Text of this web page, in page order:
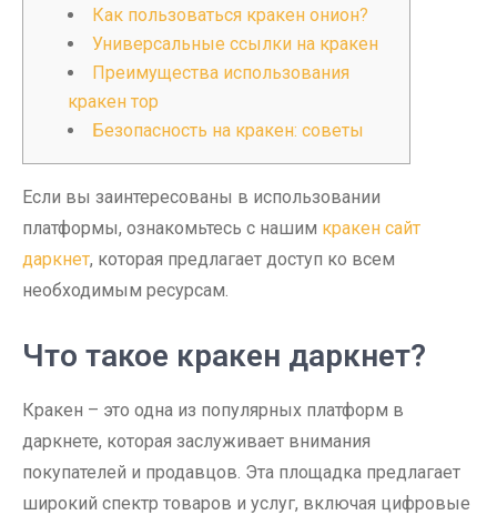
Как пользоваться кракен онион?
Универсальные ссылки на кракен
Преимущества использования
кракен тор
Безопасность на кракен: советы
Если вы заинтересованы в использовании
платформы, ознакомьтесь с нашим кракен сайт
даркнет, которая предлагает доступ ко всем
необходимым ресурсам.
Что такое кракен даркнет?
Кракен – это одна из популярных платформ в
даркнете, которая заслуживает внимания
покупателей и продавцов. Эта площадка предлагает
широкий спектр товаров и услуг, включая цифровые